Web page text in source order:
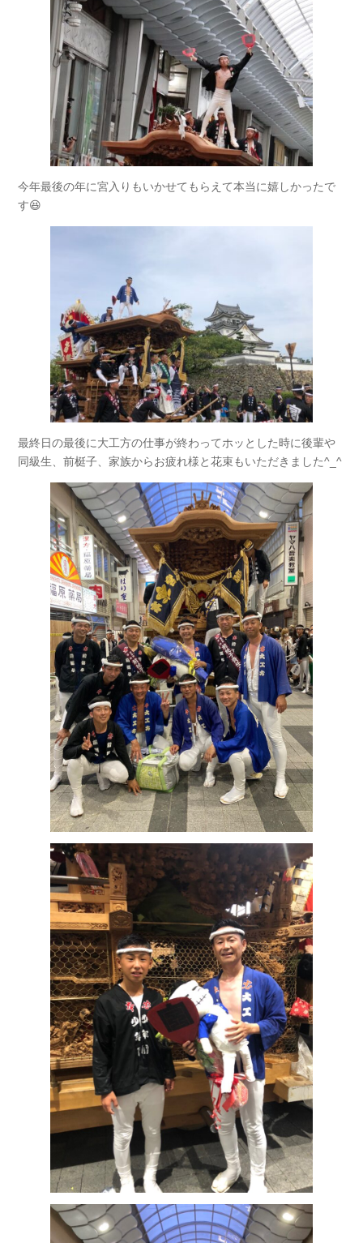
今年最後の年に宮入りもいかせてもらえて本当に嬉しかったで
す😆
最終日の最後に大工方の仕事が終わってホッとした時に後輩や
同級生、前梃子、家族からお疲れ様と花束もいただきました^_^